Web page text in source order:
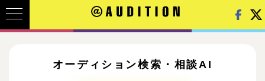
オーディション検索・相談AI